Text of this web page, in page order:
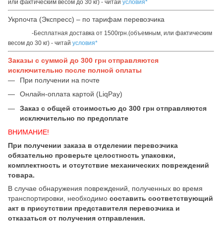
или фактическим весом до 30 кг) - читай условия*
Укрпочта (Экспресс) – по тарифам перевозчика
-Бесплатная доставка от 1500грн.(объемным, или фактическим
весом до 30 кг) - читай условия*
Заказы с суммой до 300 грн отправляются
исключительно после полной оплаты
При получении на почте
Онлайн-оплата картой (LiqPay)
Заказ с общей стоимостью до 300 грн отправляются
исключительно по предоплате
ВНИМАНИЕ!
При получении заказа в отделении перевозчика
обязательно проверьте целостность упаковки,
комплектность и отсутствие механических повреждений
товара.
В случае обнаружения повреждений, полученных во время
транспортировки, необходимо составить соответствующий
акт в присутствии представителя перевозчика и
отказаться от получения отправления.